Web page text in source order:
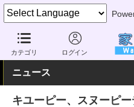
カテゴリ ログイン
家電 Watch 暮らし メニュー
ニュース
キユーピー、スヌーピ